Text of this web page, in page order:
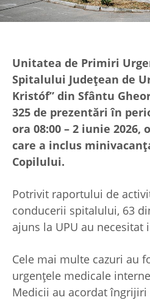
Unitatea de Primiri
Spitalului Județean de
Kristóf” din Sfântu
325 de prezentări în
ora 08:00 – 2 iunie 2026,
care a inclus
Copilului.
Potrivit raportului de
conducerii spitalului, 63
ajuns la UPU au necesitat
Cele mai multe cazuri au
urgențele medicale
Medicii au acordat îngrijiri